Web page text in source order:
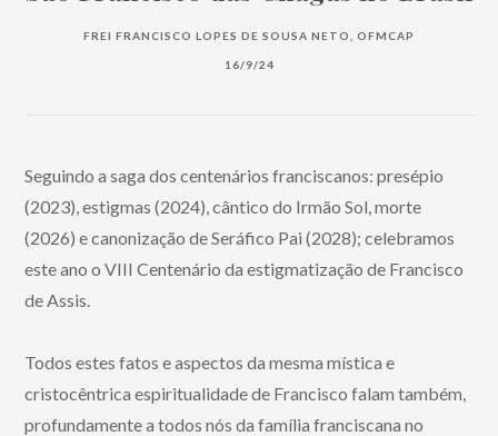
FREI FRANCISCO LOPES DE SOUSA NETO, OFMCAP
16/9/24
Seguindo a saga dos centenários franciscanos: presépio
(2023), estigmas (2024), cântico do Irmão Sol, morte
(2026) e canonização de Seráfico Pai (2028); celebramos
este ano o VIII Centenário da estigmatização de Francisco
de Assis.
Todos estes fatos e aspectos da mesma mística e
cristocêntrica espiritualidade de Francisco falam também,
profundamente a todos nós da família franciscana no